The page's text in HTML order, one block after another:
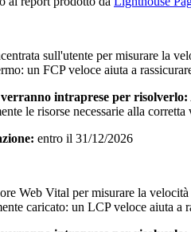
sull'utente per misurare la
un FCP veloce aiuta a
intraprese per risolverlo:
le risorse necessarie alla
entro il 31/12/2026
Web Vital per misurare la
caricato: un LCP veloce aiuta a